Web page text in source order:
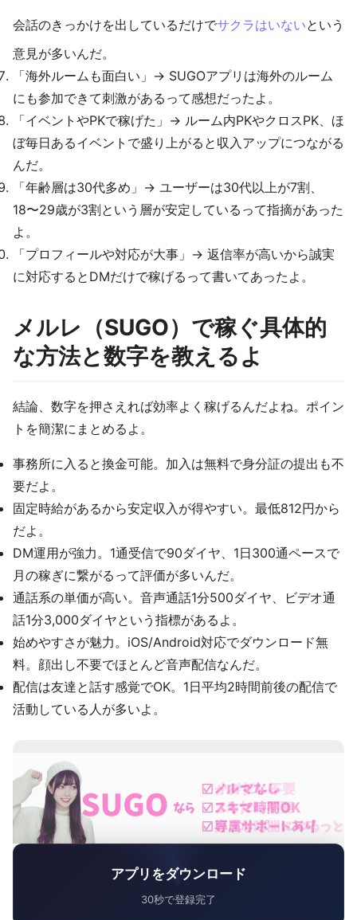
会話のきっかけを出しているだけでサクラはいないという
意見が多いんだ。
「海外ルームも面白い」→ SUGOアプリは海外のルーム
にも参加できて刺激があるって感想だったよ。
「イベントやPKで稼げた」→ ルーム内PKやクロスPK、ほ
ぼ毎日あるイベントで盛り上がると収入アップにつながる
んだ。
「年齢層は30代多め」→ ユーザーは30代以上が7割、
18〜29歳が3割という層が安定しているって指摘があった
よ。
「プロフィールや対応が大事」→ 返信率が高いから誠実
に対応するとDMだけで稼げるって書いてあったよ。
メルレ（SUGO）で稼ぐ具体的
な方法と数字を教えるよ
結論、数字を押さえれば効率よく稼げるんだよね。ポイン
トを簡潔にまとめるよ。
事務所に入ると換金可能。加入は無料で身分証の提出も不
要だよ。
固定時給があるから安定収入が得やすい。最低812円から
だよ。
DM運用が強力。1通受信で90ダイヤ、1日300通ペースで
月の稼ぎに繋がるって評価が多いんだ。
通話系の単価が高い。音声通話1分500ダイヤ、ビデオ通
話1分3,000ダイヤという指標があるよ。
始めやすさが魅力。iOS/Android対応でダウンロード無
料。顔出し不要でほとんど音声配信なんだ。
配信は友達と話す感覚でOK。1日平均2時間前後の配信で
活動している人が多いよ。
アプリをダウンロード
30秒で登録完了